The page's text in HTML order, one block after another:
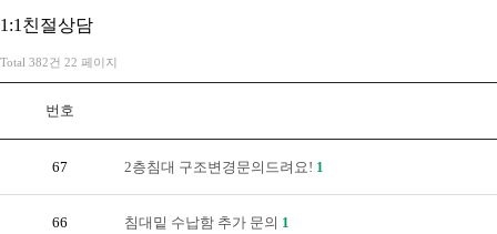
1:1친절상담
Total 382건 22 페이지
번호
67 2층침대 구조변경문의드려요! 1
66 침대밑 수납함 추가 문의 1